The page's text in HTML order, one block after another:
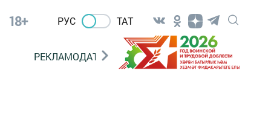
18+ РУС ТАТ
РЕКЛАМОДАТЕЛЯМ